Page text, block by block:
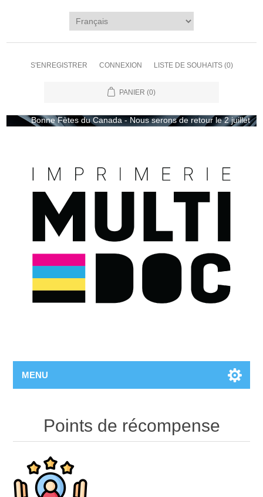
S'ENREGISTRER CONNEXION LISTE DE SOUHAITS (0)
PANIER (0)
Bonne Fètes du Canada - Nous serons de retour le 2 juillet
MENU
Points de récompense